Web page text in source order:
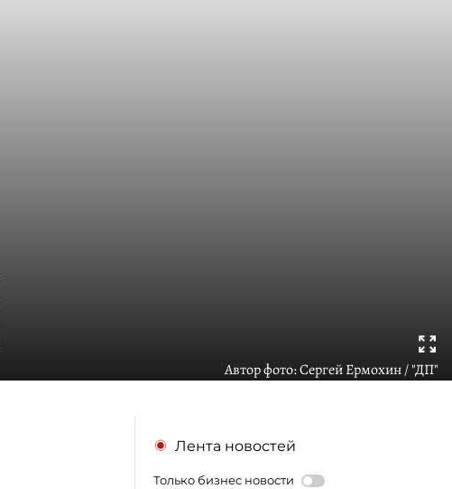
Автор фото:Сергей Ермохин / "ДП"
Лента новостей
Только бизнес новости